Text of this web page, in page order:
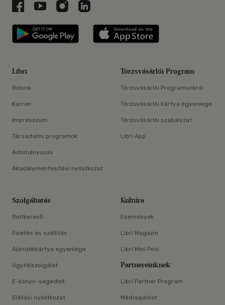
Libri a Facebookon
Libri a Youtube-on
Libri az Instagramon
Libri a LinkedInen
Libri applikáció Szerezd meg: Google
Libri
Rólunk
Karrier
Impresszum
Társadalmi programok
Adományozás
Akadálymentesítési nyilatkozat
Törzsvásárlói Program
Törzsvásárlói Programunkról
Törzsvásárlói Kártya egyenlege
Törzsvásárlói szabályzat
Libri App
Szolgáltatás
Boltkereső
Fizetés és szállítás
Ajándékkártya egyenlege
Ügyfélszolgálat
E-könyv-segédlet
Elállási nyilatkozat
Kultúra
Események
Libri Magazin
Libri Mini Polc
Partnereinknek
Libri Partner Program
Médiaajánlat